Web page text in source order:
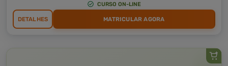
CURSO ON-LINE
DETALHES MATRICULAR AGORA